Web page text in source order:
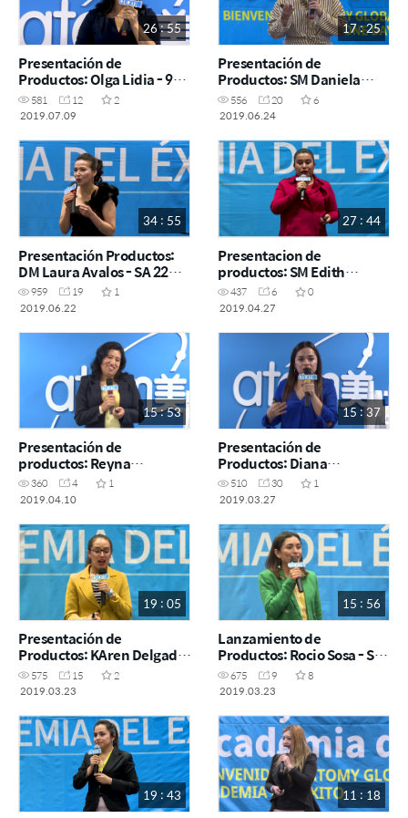
26 : 55
Presentación de
Productos: Olga Lidia - 9
Julio
581 12
2
2019.07.09
17 : 25
Presentación de
Productos: SM Daniela
Gómez
556 20
6
2019.06.24
34 : 55
Presentación Productos:
DM Laura Avalos - SA 22
Junio 2019
959 19
1
2019.06.22
27 : 44
Presentacion de
productos: SM Edith
Ramiro - SA Abril 2019
437 6
0
2019.04.27
15 : 53
Presentación de
productos: Reyna
Fernández - ODS 10 Abril
2019
360 4
1
2019.04.10
15 : 37
Presentación de
Productos: Diana
Fernández - ODS 27 Marzo
510 30
1
2019.03.27
19 : 05
Presentación de
Productos: KAren Delgado
- SA 23 Marzo
575 15
2
2019.03.23
15 : 56
Lanzamiento de
Productos: Rocio Sosa - SA
23 Marzo
675 9
8
2019.03.23
19 : 43 11 : 18